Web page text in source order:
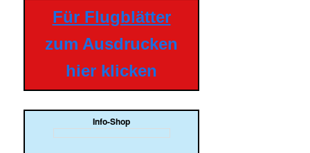
Für Flugblätter
zum Ausdrucken
hier klicken
Info-Shop